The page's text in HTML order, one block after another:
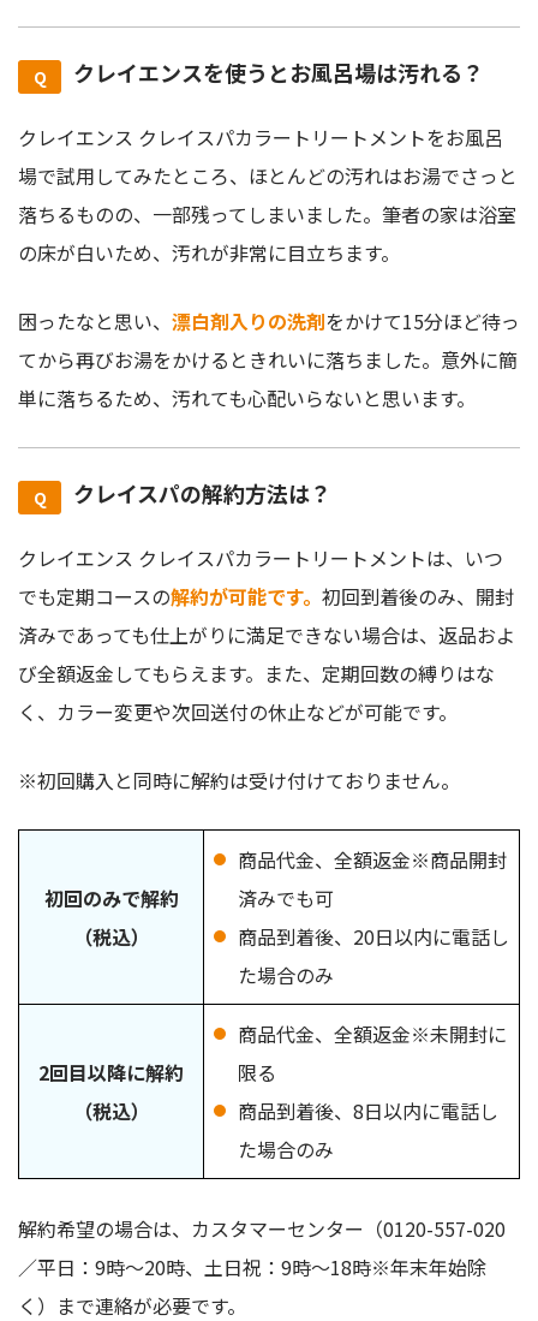
クレイエンスを使うとお風呂場は汚れる？
クレイエンス クレイスパカラートリートメントをお風呂
場で試用してみたところ、ほとんどの汚れはお湯でさっと
落ちるものの、一部残ってしまいました。筆者の家は浴室
の床が白いため、汚れが非常に目立ちます。
困ったなと思い、 漂白剤入りの洗剤をかけて15分ほど待っ
てから再びお湯をかけるときれいに落ちました。意外に簡
単に落ちるため、汚れても心配いらないと思います。
クレイスパの解約方法は？
クレイエンス クレイスパカラートリートメントは、いつ
でも定期コースの解約が可能です。 初回到着後のみ、開封
済みであっても仕上がりに満足できない場合は、返品およ
び全額返金してもらえます。また、定期回数の縛りはな
く、カラー変更や次回送付の休止などが可能です。
※初回購入と同時に解約は受け付けておりません。
初回のみで解約
（税込）
商品代金、全額返金※商品開封
済みでも可
商品到着後、20日以内に電話し
た場合のみ
2回目以降に解約
（税込）
商品代金、全額返金※未開封に
限る
商品到着後、8日以内に電話し
た場合のみ
解約希望の場合は、カスタマーセンター（0120-557-020
／平日：9時〜20時、土日祝：9時〜18時※年末年始除
く）まで連絡が必要です。